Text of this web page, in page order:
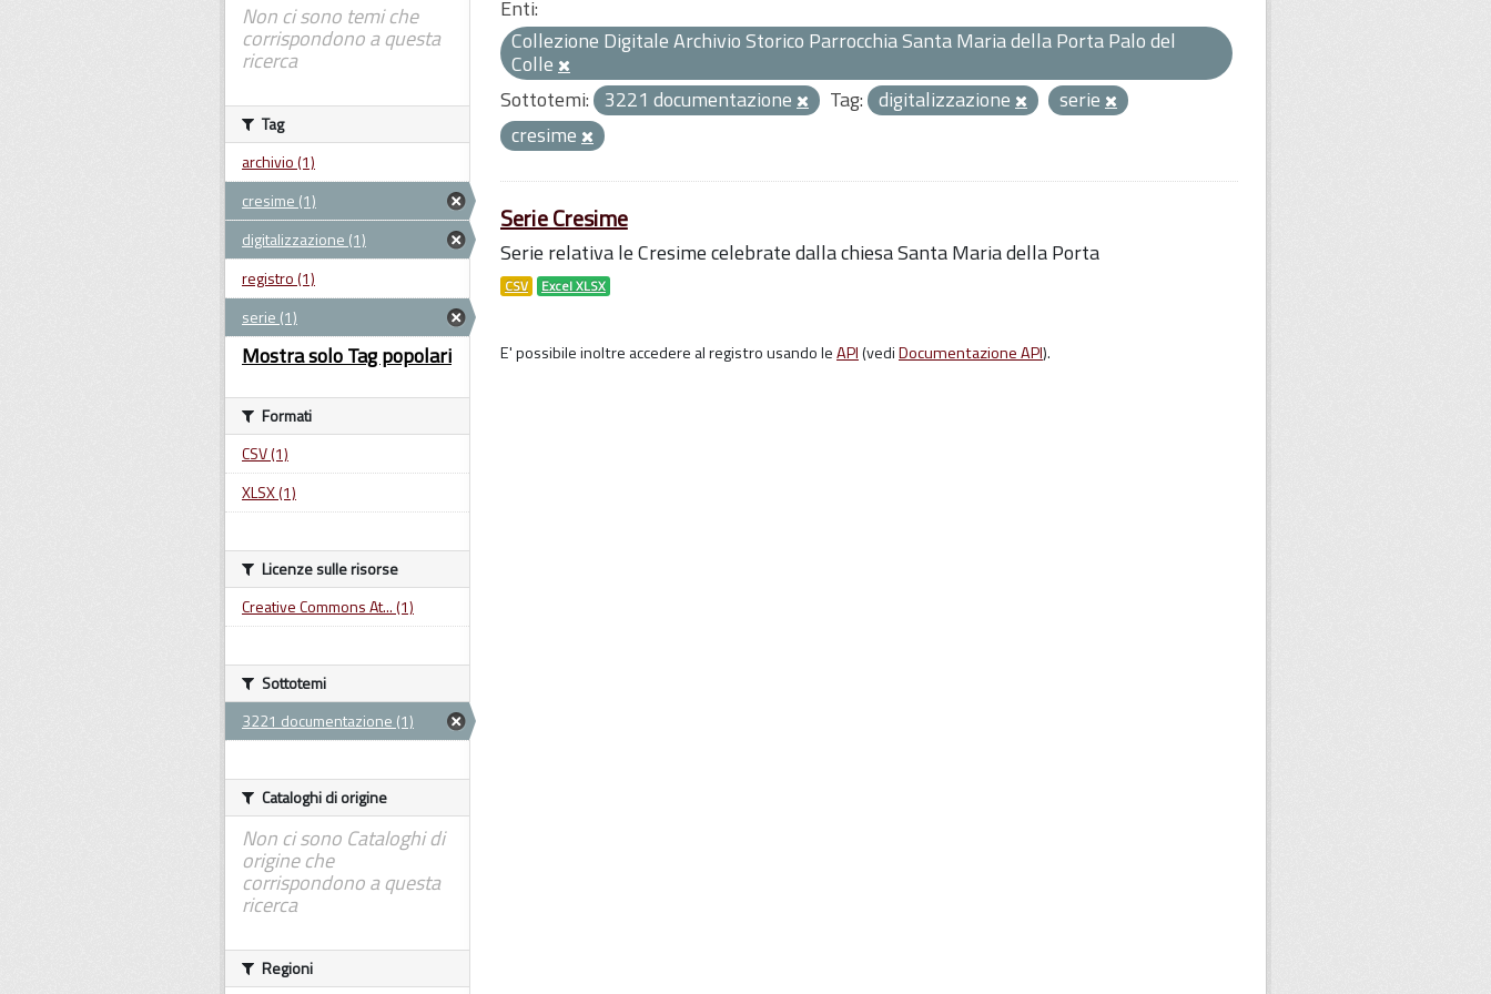
Enti:
Collezione Digitale Archivio Storico Parrocchia Santa Maria della Porta Palo del
Colle
Sottotemi: 3221 documentazione Tag: digitalizzazione
serie
cresime
Serie Cresime
Serie relativa le Cresime celebrate dalla chiesa Santa Maria della Porta
CSV Excel XLSX
E' possibile inoltre accedere al registro usando leAPI(vediDocumentazione API).
Non ci sono temi che
corrispondono a questa
ricerca
Tag
archivio (1)
cresime (1)
digitalizzazione (1)
registro (1)
serie (1)
Mostra solo Tag popolari
Formati
CSV (1)
XLSX (1)
Licenze sulle risorse
Creative Commons At... (1)
Sottotemi
3221 documentazione (1)
Cataloghi di origine
Non ci sono Cataloghi di
origine che
corrispondono a questa
ricerca
Regioni